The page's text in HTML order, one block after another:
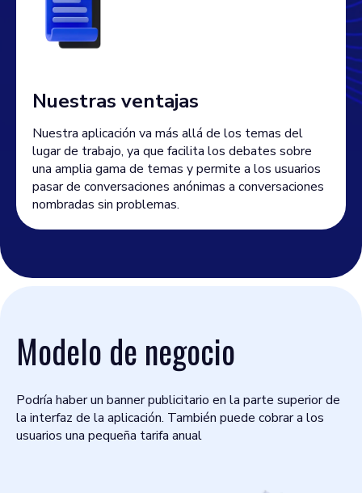
Nuestras ventajas
Nuestra aplicación va más allá de los temas del
lugar de trabajo, ya que facilita los debates sobre
una amplia gama de temas y permite a los usuarios
pasar de conversaciones anónimas a conversaciones
nombradas sin problemas.
Modelo de negocio
Podría haber un banner publicitario en la parte superior de
la interfaz de la aplicación. También puede cobrar a los
usuarios una pequeña tarifa anual